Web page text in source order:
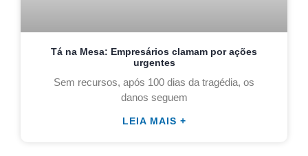
Tá na Mesa: Empresários clamam por ações
urgentes
Sem recursos, após 100 dias da tragédia, os
danos seguem
LEIA MAIS +